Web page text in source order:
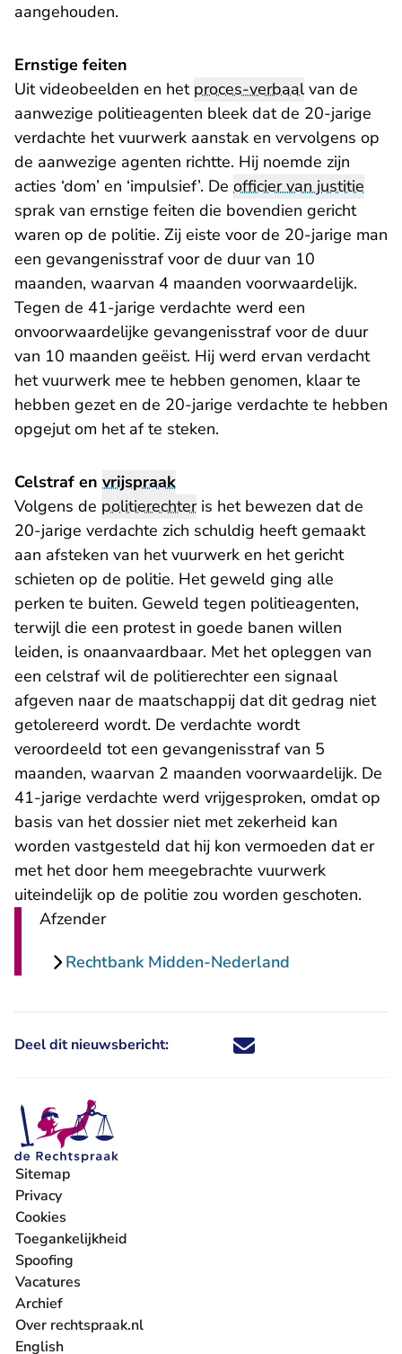
aangehouden.
Ernstige feiten
Uit videobeelden en het proces-verbaalvan de
aanwezige politieagenten bleek dat de 20-jarige
verdachte het vuurwerk aanstak en vervolgens op
de aanwezige agenten richtte. Hij noemde zijn
acties ‘dom’ en ‘impulsief’. De officier van justitie
sprak van ernstige feiten die bovendien gericht
waren op de politie. Zij eiste voor de 20-jarige man
een gevangenisstraf voor de duur van 10
maanden, waarvan 4 maanden voorwaardelijk.
Tegen de 41-jarige verdachte werd een
onvoorwaardelijke gevangenisstraf voor de duur
van 10 maanden geëist. Hij werd ervan verdacht
het vuurwerk mee te hebben genomen, klaar te
hebben gezet en de 20-jarige verdachte te hebben
opgejut om het af te steken.
Celstraf en vrijspraak
Volgens de politierechteris het bewezen dat de
20-jarige verdachte zich schuldig heeft gemaakt
aan afsteken van het vuurwerk en het gericht
schieten op de politie. Het geweld ging alle
perken te buiten. Geweld tegen politieagenten,
terwijl die een protest in goede banen willen
leiden, is onaanvaardbaar. Met het opleggen van
een celstraf wil de politierechter een signaal
afgeven naar de maatschappij dat dit gedrag niet
getolereerd wordt. De verdachte wordt
veroordeeld tot een gevangenisstraf van 5
maanden, waarvan 2 maanden voorwaardelijk. De
41-jarige verdachte werd vrijgesproken, omdat op
basis van het dossier niet met zekerheid kan
worden vastgesteld dat hij kon vermoeden dat er
met het door hem meegebrachte vuurwerk
uiteindelijk op de politie zou worden geschoten.
Afzender
Rechtbank Midden-Nederland
Deel dit nieuwsbericht: Deel dit nieuwsbericht via X -
Deel dit nieuwsbericht via
Deel dit nieuwsbericht
Deel dit
Sitemap
Privacy
Cookies
Toegankelijkheid
Spoofing
Vacatures
- U verlaat Rechtspraak.nl
Archief
Over rechtspraak.nl
English